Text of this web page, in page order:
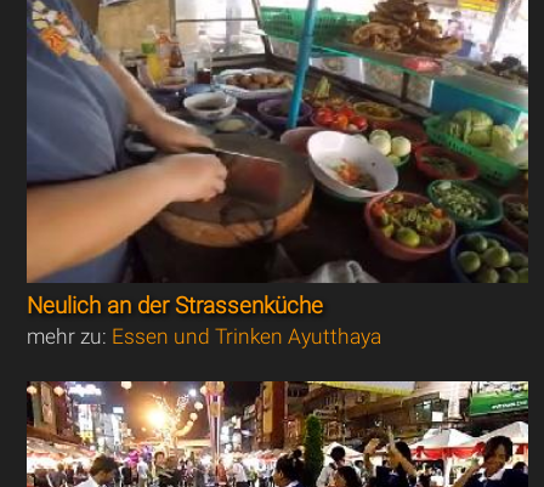
Neulich an der Strassenküche
mehr zu: Essen und Trinken Ayutthaya